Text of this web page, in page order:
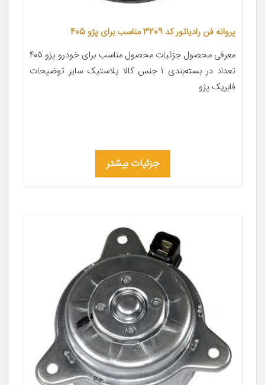
پروانه فن رادیاتور کد 3209 مناسب برای پژو 405
معرفی محصول جزئیات محصول مناسب برای خودرو پژو ۴۰۵
تعداد در بسته‌بندی ۱ جنس کالا پلاستیک سایر توضیحات
فابریک پژو
جزئیات بیشتر